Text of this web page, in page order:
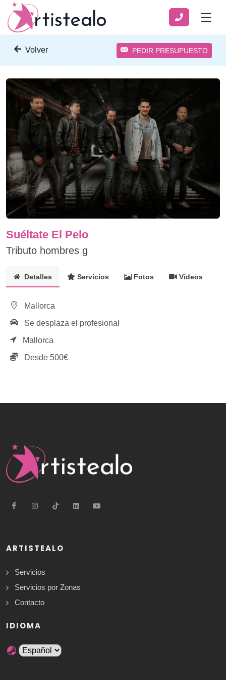
Volver PEDIR PRESUPUESTO
Suéltate El Pelo
Tributo hombres g
Detalles Servicios Fotos Vídeos
Mallorca
Se desplaza el profesional
Mallorca
Desde 500€
ARTISTEALO
Servicios
Servicios por Zonas
Contacto
IDIOMA